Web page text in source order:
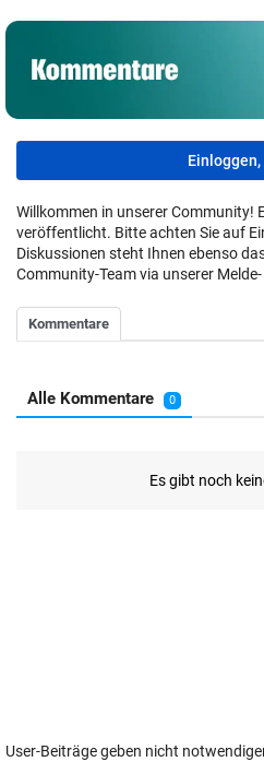
Willkommen in unserer Community!
veröffentlicht. Bitte achten Sie auf
Diskussionen steht Ihnen ebenso
Community-Team via unserer
User-Beiträge geben nicht